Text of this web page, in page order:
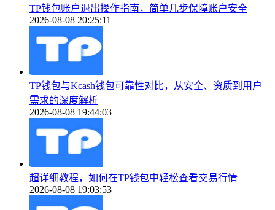
TP钱包账户退出操作指南，简单几步保障账户安全
2026-08-08 20:25:11
TP钱包与Kcash钱包可靠性对比，从安全、资质到用户
需求的深度解析
2026-08-08 19:44:03
超详细教程，如何在TP钱包中轻松查看交易行情
2026-08-08 19:03:53